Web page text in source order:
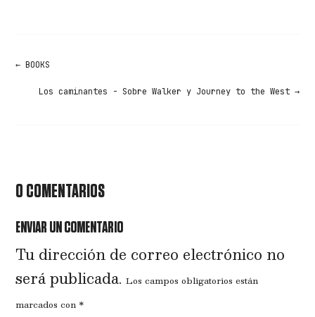
←BOOKS
Los caminantes - Sobre Walker y Journey to the West→
0 COMENTARIOS
ENVIAR UN COMENTARIO
Tu dirección de correo electrónico no
será publicada. Los campos obligatorios están
marcados con *